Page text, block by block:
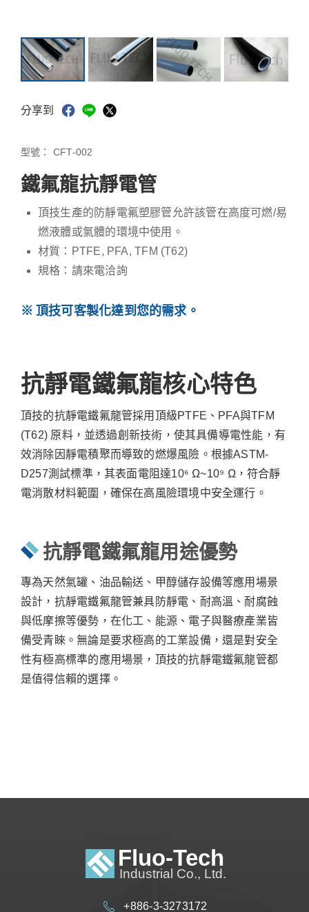
分享到
型號： CFT-002
鐵氟龍抗靜電管
頂技生產的防靜電氟塑膠管允許該管在高度可燃/易
燃液體或氣體的環境中使用。
材質：PTFE, PFA, TFM (T62)
規格：請來電洽詢
頂技可客製化達到您的需求。
抗靜電鐵氟龍核心特色
頂技的抗靜電鐵氟龍管採用頂級PTFE、PFA與TFM
(T62) 原料，並透過創新技術，使其具備導電性能，有
效消除因靜電積聚而導致的燃爆風險。根據ASTM-
D257測試標準，其表面電阻達10⁶ Ω~10⁹ Ω，符合靜
電消散材料範圍，確保在高風險環境中安全運行。
抗靜電鐵氟龍用途優勢
專為天然氣罐、油品輸送、甲醇儲存設備等應用場景
設計，抗靜電鐵氟龍管兼具防靜電、耐高溫、耐腐蝕
與低摩擦等優勢，在化工、能源、電子與醫療產業皆
備受青睞。無論是要求極高的工業設備，還是對安全
性有極高標準的應用場景，頂技的抗靜電鐵氟龍管都
是值得信賴的選擇。
+886-3-3273172